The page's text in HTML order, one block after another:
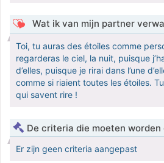
Wat ik van mijn partner
Toi, tu auras des étoiles comme
regarderas le ciel, la nuit, puisque
d’elles, puisque je rirai dans l’une
comme si riaient toutes les étoiles.
qui savent rire !
De criteria die moeten
Er zijn geen criteria aangepast